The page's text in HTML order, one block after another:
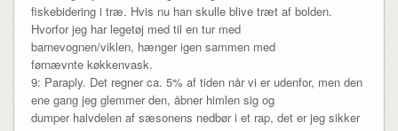
fiskebidering i træ. Hvis nu han skulle blive træt af bolden.
Hvorfor jeg har legetøj med til en tur med
barnevognen/viklen, hænger igen sammen med
førnævnte køkkenvask.
9: Paraply. Det regner ca. 5% af tiden når vi er udenfor, men den
ene gang jeg glemmer den, åbner himlen sig og
dumper halvdelen af sæsonens nedbør i et rap, det er jeg sikker